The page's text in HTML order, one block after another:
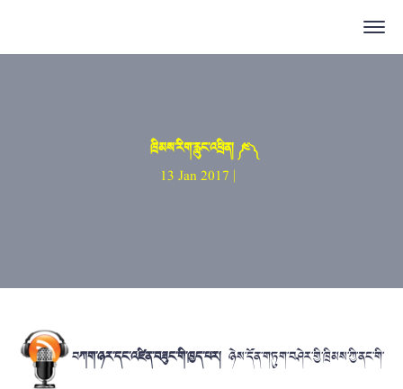
ཁྲིམས་རིག་རླུང་འཕྲིན། ༼ ༤ ༽
13 Jan 2017 |
བཀག་ཉར་དང་འཛིན་བཟུང་གི་ཁྱད་པར། ཉེས་དོན་གཏུག་བཤེར་གྱི་ཁྲིམས་ཀྱི་ནང་གི་